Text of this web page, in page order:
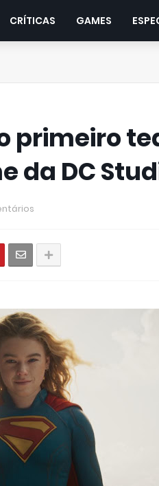
CRÍTICAS GAMES
primeiro
da DC